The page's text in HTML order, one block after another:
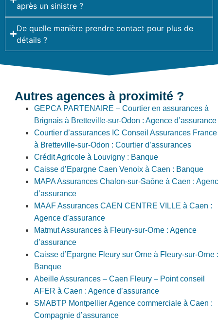
après un sinistre ?
De quelle manière prendre contact pour plus de
détails ?
Autres agences à proximité ?
GEPCA PARTENAIRE – Courtier en assurances à
Brignais à Bretteville-sur-Odon : Agence d’assurance
Courtier d’assurances IC Conseil Assurances France
à Bretteville-sur-Odon : Courtier d’assurances
Crédit Agricole à Louvigny : Banque
Caisse d’Epargne Caen Venoix à Caen : Banque
MAPA Assurances Chalon-sur-Saône à Caen :
d’assurance
MAAF Assurances CAEN CENTRE VILLE à Caen :
Agence d’assurance
Matmut Assurances à Fleury-sur-Orne : Agence
d’assurance
Caisse d’Epargne Fleury sur Orne à Fleury-sur-Orne :
Banque
Abeille Assurances – Caen Fleury – Point conseil
AFER à Caen : Agence d’assurance
SMABTP Montpellier Agence commerciale à Caen :
Compagnie d’assurance